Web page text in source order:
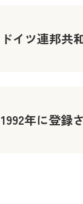
ドイツ連邦共
1992年に登録